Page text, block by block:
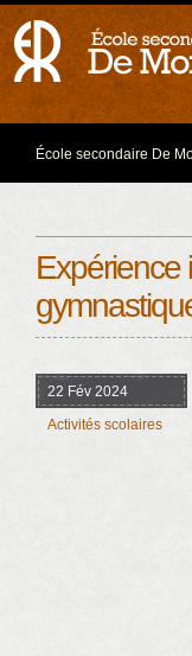
École secondaire De
Expérience
22 Fév 2024
Activités scolaires